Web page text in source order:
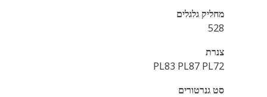
מחליק גלגלים
528
צנרת
PL83 PL87 PL72
סט גנרטורים